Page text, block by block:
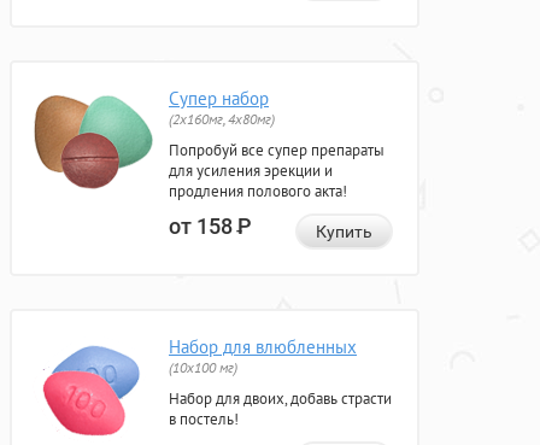
Супер набор
(2х160мг, 4х80мг)
Попробуй все супер препараты
для усиления эрекции и
продления полового акта!
от 158Р Купить
Набор для влюбленных
(10х100 мг)
Набор для двоих, добавь страсти
в постель!